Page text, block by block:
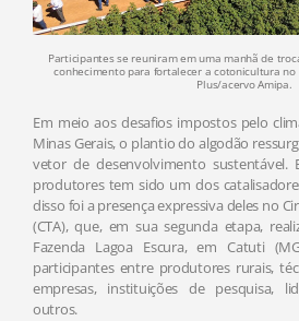
Participantes se reuniram em uma manhã de
conhecimento para fortalecer a cotonicultura
Plus/acervo Amipa.
Em meio aos desafios impostos pelo
Minas Gerais, o plantio do algodão
vetor de desenvolvimento sustentável.
produtores tem sido um dos
disso foi a presença expressiva deles no
(CTA), que, em sua segunda etapa,
Fazenda Lagoa Escura, em Catuti
participantes entre produtores rurais,
empresas, instituições de pesquisa,
outros.